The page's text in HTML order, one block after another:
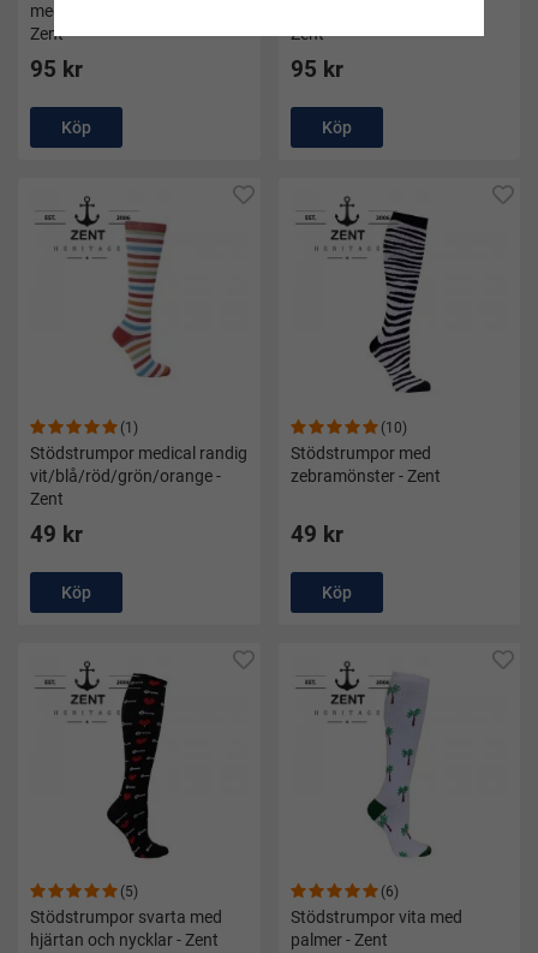
med stora prickar bambu -
Zent
95 kr
Köp
Zent
95 kr
Köp
(1)
Stödstrumpor medical randig
vit/blå/röd/grön/orange -
Zent
49 kr
Köp
(10)
Stödstrumpor med
zebramönster - Zent
49 kr
Köp
(5)
Stödstrumpor svarta med
hjärtan och nycklar - Zent
(6)
Stödstrumpor vita med
palmer - Zent